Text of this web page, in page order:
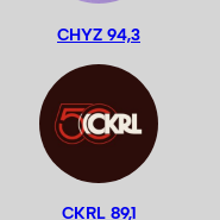
CHYZ 94,3
CKRL 89,1